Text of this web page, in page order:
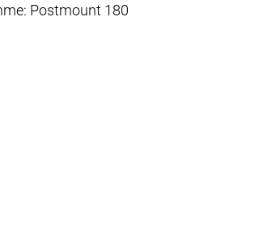
Postmount 180